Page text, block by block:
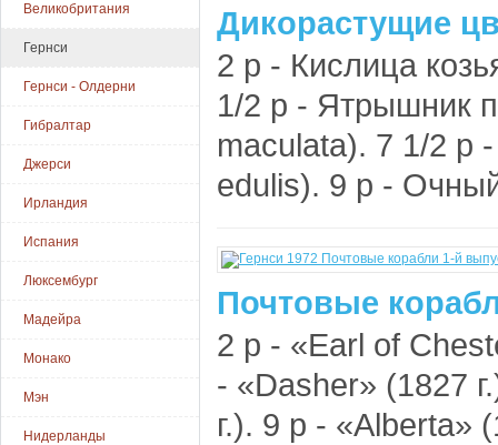
Великобритания
Гернси
Гернси - Олдерни
Гибралтар
Джерси
Ирландия
Испания
Люксембург
Мадейра
Монако
Мэн
Нидерланды
Дикорастущие
2 p - Кислица
1/2 p - Ятрышник
maculata). 7 1/2 p
edulis). 9 p -
Почтовые
2 p - «Earl of
- «Dasher» (1827
г.). 9 p - «Alberta»